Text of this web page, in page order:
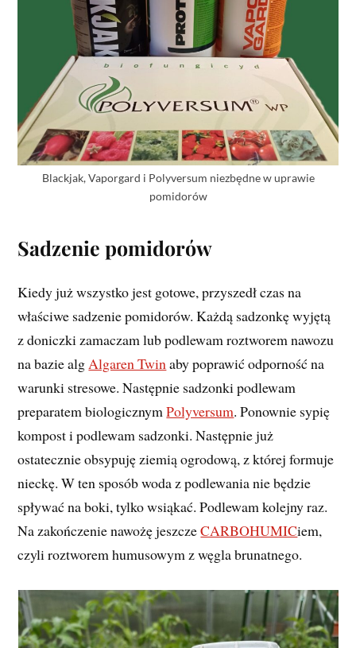
Blackjak, Vaporgard i Polyversum niezbędne w uprawie
pomidorów
Sadzenie pomidorów
Kiedy już wszystko jest gotowe, przyszedł czas na
właściwe sadzenie pomidorów. Każdą sadzonkę wyjętą
z doniczki zamaczam lub podlewam roztworem nawozu
na bazie alg Algaren Twin aby poprawić odporność na
warunki stresowe. Następnie sadzonki podlewam
preparatem biologicznymPolyversum. Ponownie sypię
kompost i podlewam sadzonki. Następnie już
ostatecznie obsypuję ziemią ogrodową, z której formuje
nieckę. W ten sposób woda z podlewania nie będzie
spływać na boki, tylko wsiąkać. Podlewam kolejny raz.
Na zakończenie nawożę jeszczeCARBOHUMICiem,
czyli roztworem humusowym z węgla brunatnego.